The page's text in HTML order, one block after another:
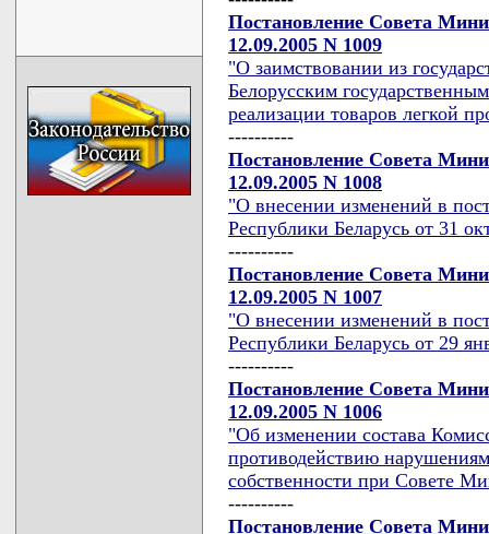
Постановление Совета
12.09.2005 N 1009
"О заимствовании из
Белорусским
реализации товаров легкой
----------
Постановление Совета
12.09.2005 N 1008
"О внесении изменений в
Республики Беларусь от 31
----------
Постановление Совета
12.09.2005 N 1007
"О внесении изменений в
Республики Беларусь от 29
----------
Постановление Совета
12.09.2005 N 1006
"Об изменении состава
противодействию
собственности при Совете
----------
Постановление Совета